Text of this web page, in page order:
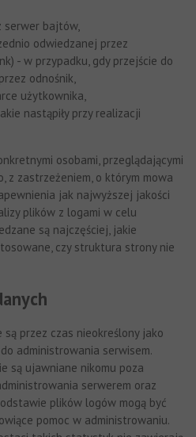
serwer bajtów,
odwiedzanej przez
- w przypadku, gdy przejście do
odnośnik,
użytkownika,
nastąpiły przy realizacji
osobami, przeglądającymi
zastrzeżeniem, o którym mowa
jak najwyższej jakości
plików z logami w celu
są najczęściej, jakie
czy struktura strony nie
przez czas nieokreślony jako
do administrowania serwisem.
są ujawniane nikomu poza
serwerem oraz
plików logów mogą być
pomoc w administrowaniu.